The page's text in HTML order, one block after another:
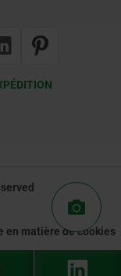
en matière de cookies